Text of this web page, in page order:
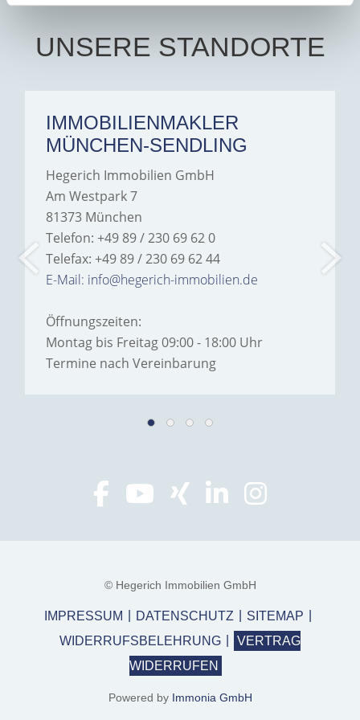
UNSERE STANDORTE
IMMOBILIENMAKLER
MÜNCHEN-SENDLING
Hegerich Immobilien GmbH
Am Westpark 7
81373 München
Telefon: +49 89 / 230 69 62 0
Telefax: +49 89 / 230 69 62 44
E-Mail: info@hegerich-immobilien.de
Öffnungszeiten:
Montag bis Freitag 09:00 - 18:00 Uhr
Termine nach Vereinbarung
© Hegerich Immobilien GmbH
IMPRESSUM DATENSCHUTZ
SITEMAP
WIDERRUFSBELEHRUNG
VERTRAG
WIDERRUFEN
Powered by Immonia GmbH